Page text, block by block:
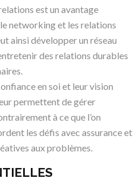
est un avantage
networking et les relations
ainsi développer un réseau
des relations durables
en soi et leur vision
permettent de gérer
à ce que l’on
les défis avec assurance et
aux problèmes.